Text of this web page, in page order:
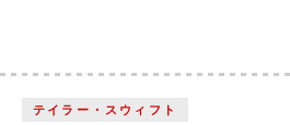
テイラー・スウィフト